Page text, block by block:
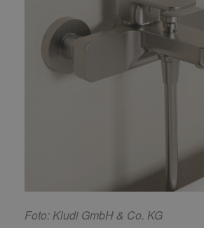
Foto: Kludi GmbH & Co. KG